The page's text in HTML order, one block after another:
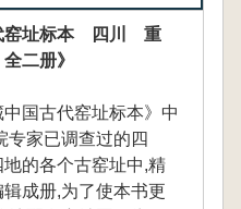
窑址标本 四川 重
册》
国古代窑址标本》中
专家已调查过的四
的各个古窑址中,精
成册,为了使本书更